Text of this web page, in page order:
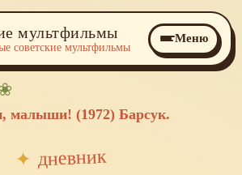
мультфильмы
советские мультфильмы
Меню
малыши! (1972) Барсук.
✦ дневник